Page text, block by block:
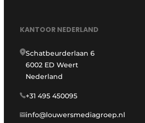
KANTOOR NEDERLAND
Schatbeurderlaan 6
6002 ED Weert
Nederland
+31 495 450095
info@louwersmediagroep.nl